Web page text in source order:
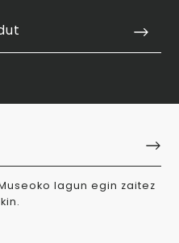
lagun egin zaitez